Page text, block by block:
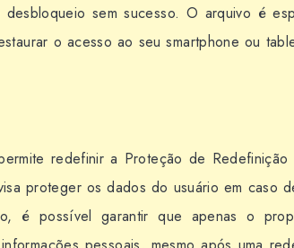
sem sucesso. O arquivo é
o acesso ao seu smartphone ou
redefinir a Proteção de Redefinição
proteger os dados do usuário em caso
é possível garantir que apenas o